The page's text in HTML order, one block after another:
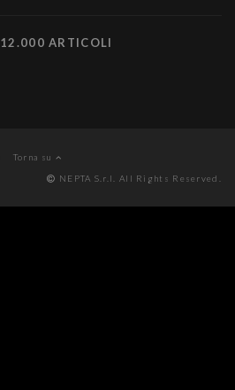
12.000 ARTICOLI
Torna su
NEPTA S.r.l. All Rights Reserved.